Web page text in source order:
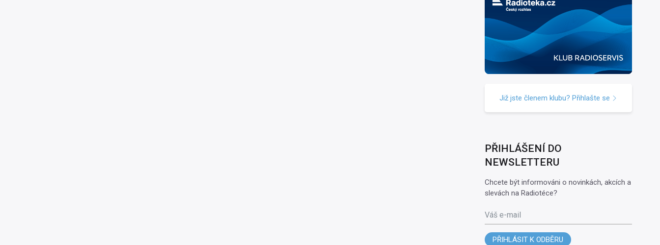
Již jste členem klubu? Přihlašte se
PŘIHLÁŠENÍ DO
NEWSLETTERU
Chcete být informováni o novinkách, akcích a
slevách na Radiotéce?
Váš e-mail
PŘIHLÁSIT K ODBĚRU